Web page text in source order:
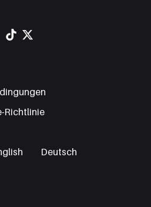
Richtlinie
Deutsch